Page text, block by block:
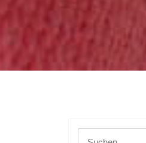
Suchen